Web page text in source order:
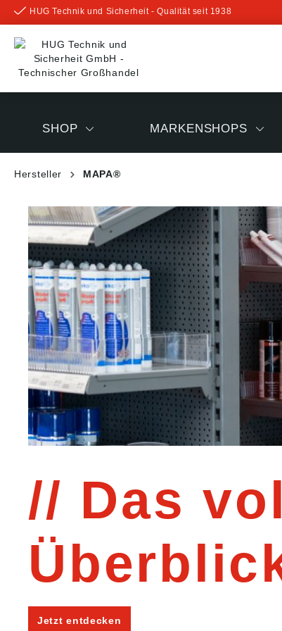
springen
HUG Technik und Sicherheit - Qualität seit 1938
SHOP MARKENSHOPS
Hersteller MAPA®
Das
Jetzt entdecken